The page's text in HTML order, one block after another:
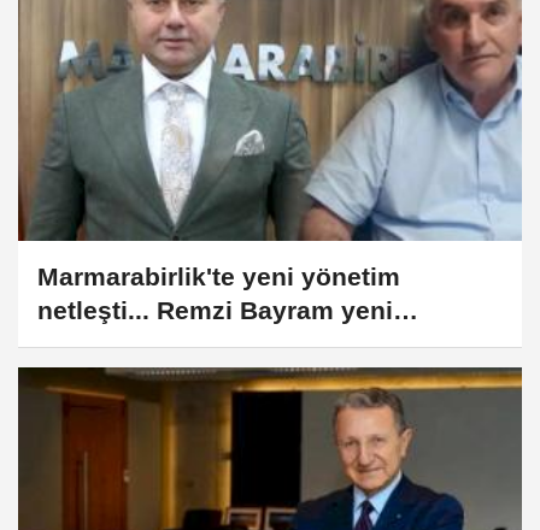
Marmarabirlik'te yeni yönetim
netleşti... Remzi Bayram yeni
yönetimde